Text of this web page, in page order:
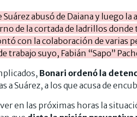
abusó de Daiana y luego
de la cortada de ladrillos
con la colaboración de varias
trabajo suyo, Fabián “Sapo”
Bonari ordenó la
a Suárez, a los que acusa de
en las próximas horas la